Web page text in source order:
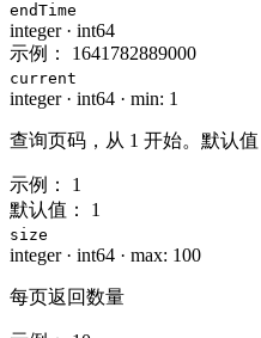
endTime
integer· int64
示例：
1641782889000
current
integer· int64 · min: 1
查询页码，从 1 开始。默认值
示例：
1
默认值：
1
size
integer· int64 · max: 100
每页返回数量